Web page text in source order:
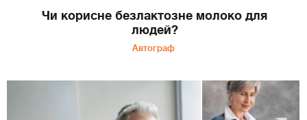
Чи корисне безлактозне молоко для
людей?
Автограф